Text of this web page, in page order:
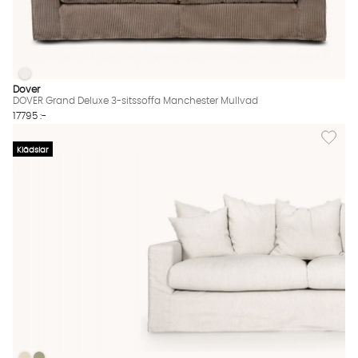
DOVER Grand Deluxe 3-sitssoffa Manchester Mullvad Finns
DOVER Grand Deluxe 3-sitssoffa Manchester Mullvad
Dover
DOVER Grand Deluxe 3-sitssoffa Manchester Mullvad
17795 :-
Klädslar
Lägg